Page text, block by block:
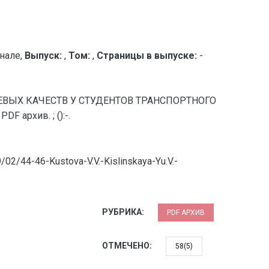
Выпуск: , Том: , Страницы в выпуске: -
КАЧЕСТВ У СТУДЕНТОВ ТРАНСПОРТНОГО
архив. ; ():-.
44-46-Kustova-V.V.-Kislinskaya-Yu.V.-
РУБРИКА: PDF АРХИВ
ОТМЕЧЕНО: 58(5)